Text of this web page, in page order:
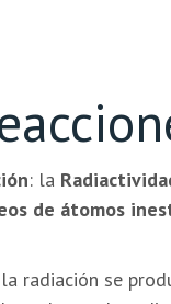
: la
de átomos
radiación se